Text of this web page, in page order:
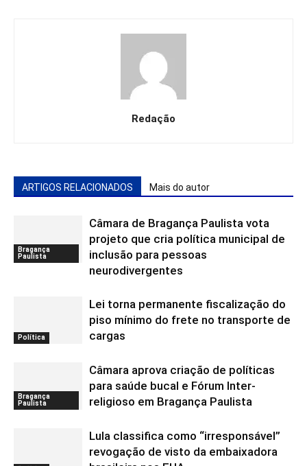
Redação
ARTIGOS RELACIONADOS Mais do autor
Bragança
Paulista
Câmara de Bragança Paulista vota
projeto que cria política municipal de
inclusão para pessoas
neurodivergentes
Política
Lei torna permanente fiscalização do
piso mínimo do frete no transporte de
cargas
Bragança
Paulista
Câmara aprova criação de políticas
para saúde bucal e Fórum Inter-
religioso em Bragança Paulista
Lula classifica como “irresponsável”
revogação de visto da embaixadora